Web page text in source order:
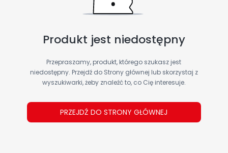
Produkt jest niedostępny
Przepraszamy, produkt, którego szukasz jest
niedostępny. Przejdź do Strony głównej lub skorzystaj z
wyszukiwarki, żeby znaleźć to, co Cię interesuje.
PRZEJDŹ DO STRONY GŁÓWNEJ